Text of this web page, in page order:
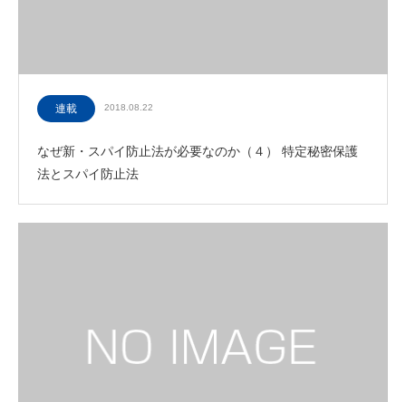
連載 2018.08.22
なぜ新・スパイ防止法が必要なのか（４） 特定秘密保護
法とスパイ防止法